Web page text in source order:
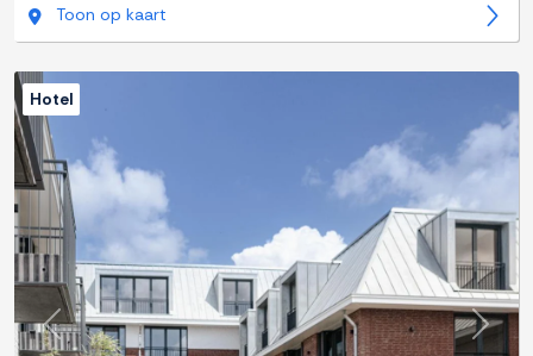
Toon op kaart
Previous Next
Hotel